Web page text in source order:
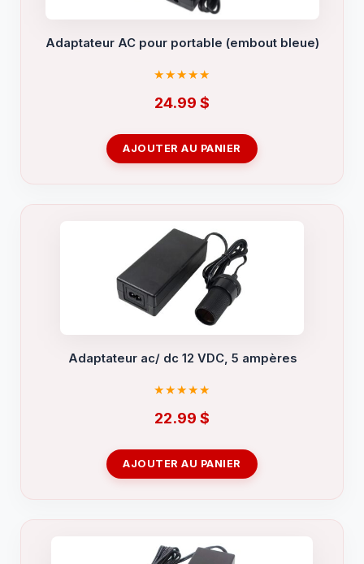
Adaptateur AC pour portable (embout bleue)
24.99 $
AJOUTER AU PANIER
Adaptateur ac/ dc 12 VDC, 5 ampères
22.99 $
AJOUTER AU PANIER